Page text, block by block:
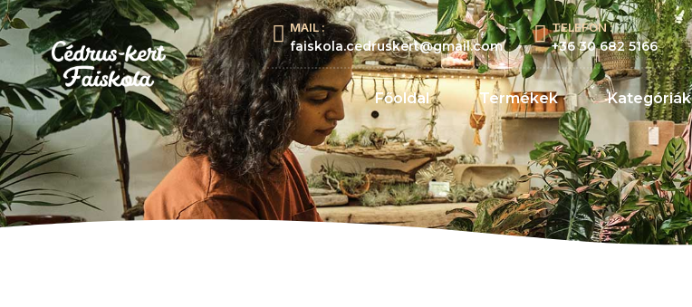
MAIL :
faiskola.cedruskert@gmail.com
TELEFON :
+36 30 682 5166
Főoldal Termékek Kategóriák